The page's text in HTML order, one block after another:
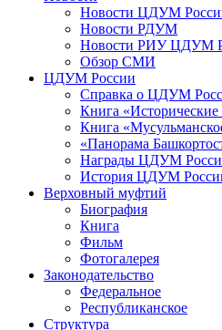
Новости ЦДУМ
Новости РДУМ
Новости РИУ ЦДУМ
Обзор СМИ
ЦДУМ России
Справка о ЦДУМ
Книга «Исторические
Книга
«Панорама
Награды ЦДУМ
История ЦДУМ
Верховный муфтий
Биография
Книга
Фильм
Фотогалерея
Законодательство
Федеральное
Республиканское
Структура